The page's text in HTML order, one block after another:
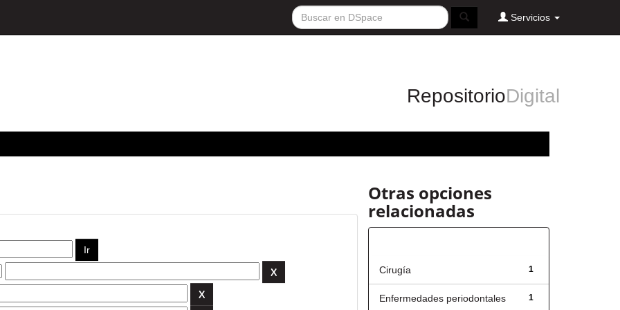
Servicios
RepositorioDigital
Otras opciones
relacionadas
1
Cirugía
1
Enfermedades periodontales